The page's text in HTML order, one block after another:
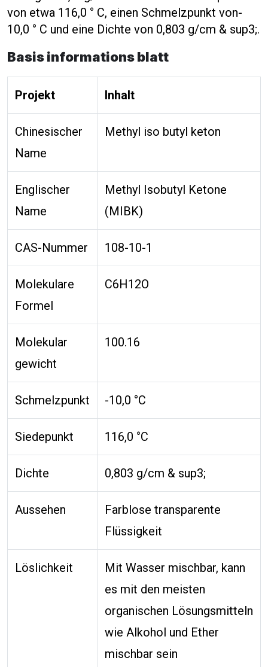
von etwa 116,0 ° C, einen Schmelzpunkt von-
10,0 ° C und eine Dichte von 0,803 g/cm & sup3;.
Basis informations blatt
Projekt Inhalt
Chinesischer
Name
Methyl iso butyl keton
Englischer
Name
Methyl Isobutyl Ketone
(MIBK)
CAS-Nummer 108-10-1
Molekulare
Formel
C6H12O
Molekular
gewicht
100.16
Schmelzpunkt -10,0 °C
Siedepunkt 116,0 °C
Dichte 0,803 g/cm & sup3;
Aussehen
Farblose transparente
Flüssigkeit
Löslichkeit
Mit Wasser mischbar, kann
es mit den meisten
organischen Lösungsmitteln
wie Alkohol und Ether
mischbar sein